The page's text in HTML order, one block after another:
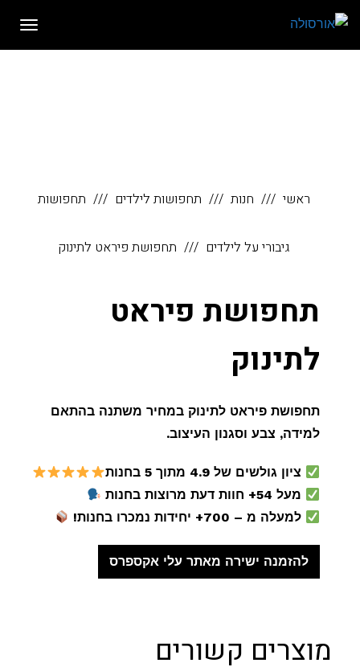
לתוכן
ראשי חנות תחפושות לילדים תחפושות
גיבורי על לילדים תחפושת פיראט לתינוק
תחפושת פיראט
לתינוק
תחפושת פיראט לתינוק במחיר משתנה בהתאם
למידה, צבע וסגנון העיצוב.
ציון גולשים של 4.9 מתוך 5 בחנות
מעל 54+ חוות דעת מרוצות בחנות
למעלה מ – 700+ יחידות נמכרו בחנות!
להזמנה ישירה מאתר עלי אקספרס
מוצרים קשורים